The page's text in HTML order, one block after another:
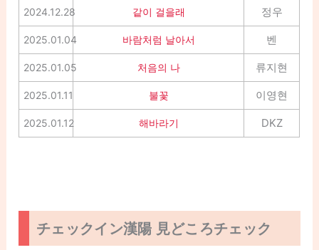
2024.12.28 같이 걸을래 정우
2025.01.04 바람처럼 날아서 벤
2025.01.05 처음의 나 류지현
2025.01.11 불꽃 이영현
2025.01.12 해바라기 DKZ
チェックイン漢陽 見どころチェック